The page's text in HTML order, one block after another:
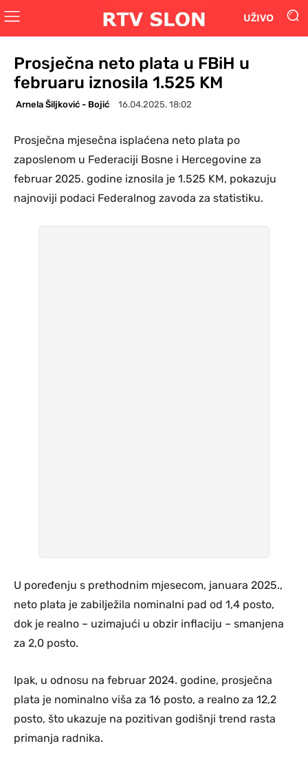
UŽIVO
Prosječna neto plata u FBiH u
februaru iznosila 1.525 KM
Arnela Šiljković - Bojić 16.04.2025. 18:02
Prosječna mjesečna isplaćena neto plata po
zaposlenom u Federaciji Bosne i Hercegovine za
februar 2025. godine iznosila je 1.525 KM, pokazuju
najnoviji podaci Federalnog zavoda za statistiku.
U poređenju s prethodnim mjesecom, januara 2025.,
neto plata je zabilježila nominalni pad od 1,4 posto,
dok je realno – uzimajući u obzir inflaciju – smanjena
za 2,0 posto.
Ipak, u odnosu na februar 2024. godine, prosječna
plata je nominalno viša za 16 posto, a realno za 12,2
posto, što ukazuje na pozitivan godišnji trend rasta
primanja radnika.